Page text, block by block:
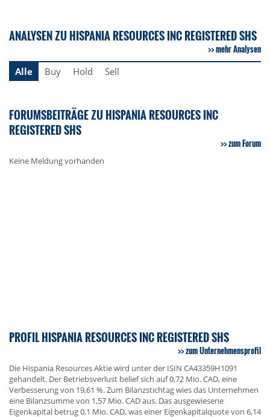
ANALYSEN ZU HISPANIA RESOURCES INC REGISTERED SHS
mehr Analysen
Alle
Buy Hold Sell
FORUMSBEITRÄGE ZU HISPANIA RESOURCES INC
REGISTERED SHS
zum Forum
Keine Meldung vorhanden
PROFIL HISPANIA RESOURCES INC REGISTERED SHS
zum Unternehmensprofil
Die Hispania Resources Aktie wird unter der ISIN CA43359H1091
gehandelt. Der Betriebsverlust belief sich auf 0,72 Mio. CAD, eine
Verbesserung von 19,61 %. Zum Bilanzstichtag wies das Unternehmen
eine Bilanzsumme von 1,57 Mio. CAD aus. Das ausgewiesene
Eigenkapital betrug 0,1 Mio. CAD, was einer Eigenkapitalquote von 6,14